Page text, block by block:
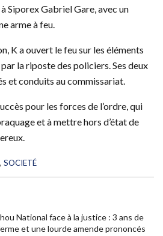
Siporex Gabriel Gare, avec un
arme à feu.
K a ouvert le feu sur les éléments
la riposte des policiers. Ses deux
et conduits au commissariat.
pour les forces de l’ordre, qui
et à mettre hors d’état de
, SOCIETÉ
National face à la justice : 3 ans de
et une lourde amende prononcés